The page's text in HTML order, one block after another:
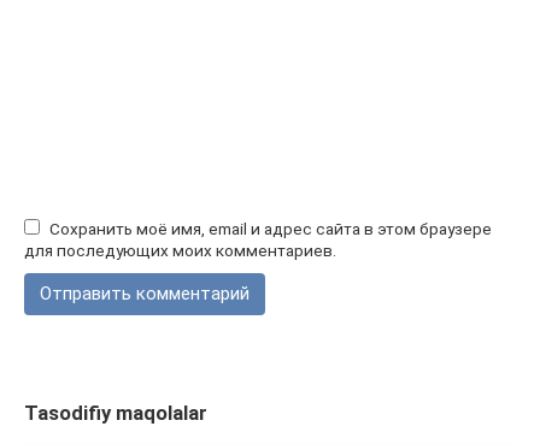
Сохранить моё имя, email и адрес сайта в этом браузере
для последующих моих комментариев.
Tasodifiy maqolalar